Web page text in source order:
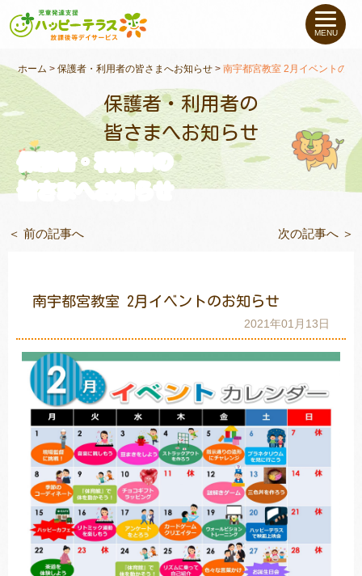
私たちについて
未就学のお子さま（０〜６才）
小学生〜高校生の お子さま
支援事例
トレキング DIDIM
MENU
ホーム >保護者・利用者の皆さまへお知らせ >南宇都宮教室 2月イベントのお
保護者・利用者の
皆さまへお知らせ
保護者・利用者の
皆さまへお知らせ
＜ 前の記事へ 次の記事へ ＞
南宇都宮教室 2月イベントのお知らせ
2021年01月13日